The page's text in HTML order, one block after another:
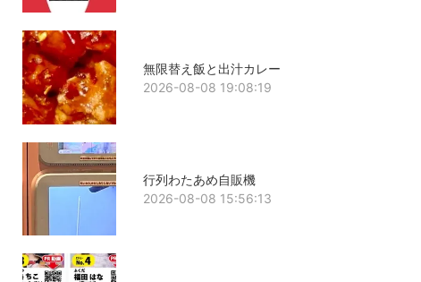
無限替え飯と出汁カレー
2026-08-08 19:08:19
行列わたあめ自販機
2026-08-08 15:56:13